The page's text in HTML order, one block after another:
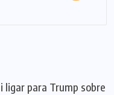
ligar para Trump sobre